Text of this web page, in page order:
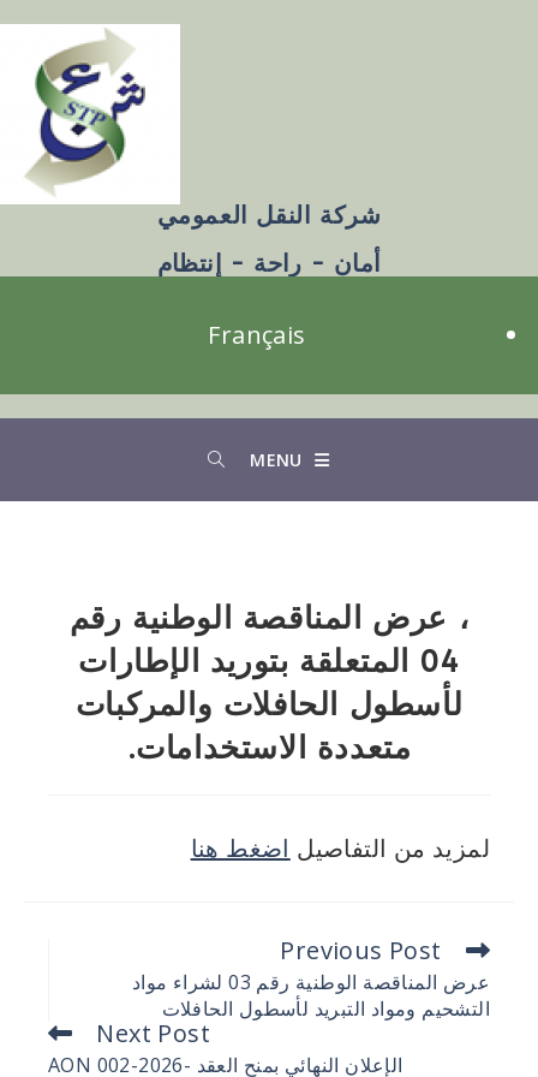
شركة النقل العمومي
أمان - راحة - إنتظام
Français
MENU
، عرض المناقصة الوطنية رقم
04 المتعلقة بتوريد الإطارات
لأسطول الحافلات والمركبات
متعددة الاستخدامات.
لمزيد من التفاصيل اضغط هنا
Previous Post
عرض المناقصة الوطنية رقم 03 لشراء مواد
التشحيم ومواد التبريد لأسطول الحافلات
Next Post
الإعلان النهائي بمنح العقد AON 002-2026-